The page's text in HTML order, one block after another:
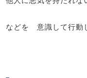
などを 意識して行動